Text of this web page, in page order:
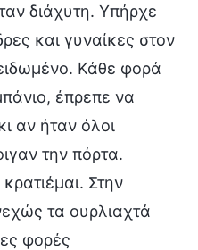
διάχυτη. Υπήρχε
και γυναίκες στον
Κάθε φορά
έπρεπε να
αν ήταν όλοι
την πόρτα.
Στην
τα ουρλιαχτά
φορές